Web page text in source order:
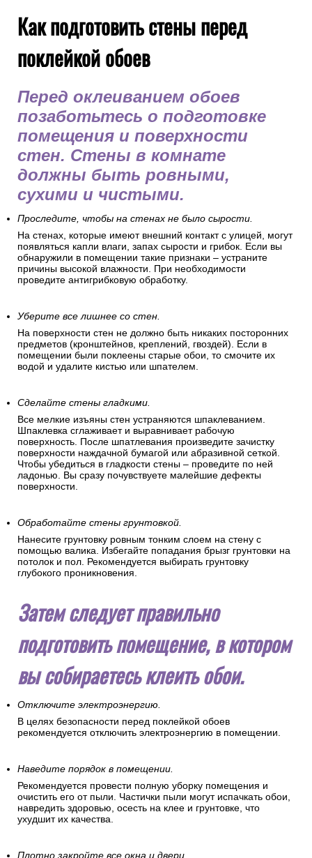
Как подготовить стены перед
поклейкой обоев
Перед оклеиванием обоев
позаботьтесь о подготовке
помещения и поверхности
стен. Стены в комнате
должны быть ровными,
сухими и чистыми.
Проследите, чтобы на стенах не было сырости.
На стенах, которые имеют внешний контакт с улицей, могут
появляться капли влаги, запах сырости и грибок. Если вы
обнаружили в помещении такие признаки – устраните
причины высокой влажности. При необходимости
проведите антигрибковую обработку.
Уберите все лишнее со стен.
На поверхности стен не должно быть никаких посторонних
предметов (кронштейнов, креплений, гвоздей). Если в
помещении были поклеены старые обои, то смочите их
водой и удалите кистью или шпателем.
Сделайте стены гладкими.
Все мелкие изъяны стен устраняются шпаклеванием.
Шпаклевка сглаживает и выравнивает рабочую
поверхность. После шпатлевания произведите зачистку
поверхности наждачной бумагой или абразивной сеткой.
Чтобы убедиться в гладкости стены – проведите по ней
ладонью. Вы сразу почувствуете малейшие дефекты
поверхности.
Обработайте стены грунтовкой.
Нанесите грунтовку ровным тонким слоем на стену с
помощью валика. Избегайте попадания брызг грунтовки на
потолок и пол. Рекомендуется выбирать грунтовку
глубокого проникновения.
Затем следует правильно
подготовить помещение, в котором
вы собираетесь клеить обои.
Отключите электроэнергию.
В целях безопасности перед поклейкой обоев
рекомендуется отключить электроэнергию в помещении.
Наведите порядок в помещении.
Рекомендуется провести полную уборку помещения и
очистить его от пыли. Частички пыли могут испачкать обои,
навредить здоровью, осесть на клее и грунтовке, что
ухудшит их качества.
Плотно закройте все окна и двери.